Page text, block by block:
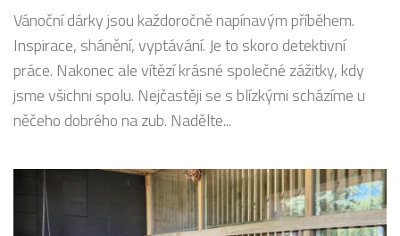
Vánoční dárky jsou každoročně napínavým příběhem.
Inspirace, shánění, vyptávání. Je to skoro detektivní
práce. Nakonec ale vítězí krásné společné zážitky, kdy
jsme všichni spolu. Nejčastěji se s blízkými scházíme u
něčeho dobrého na zub. Nadělte...